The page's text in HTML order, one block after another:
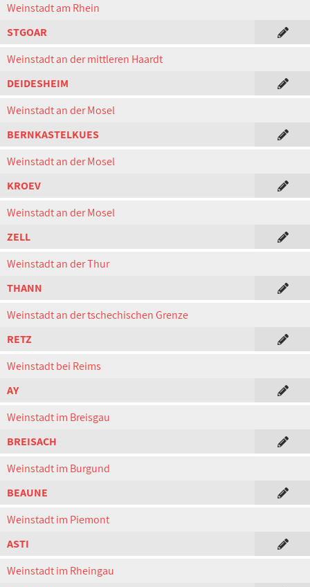
Weinstadt am Rhein
STGOAR
Weinstadt an der mittleren Haardt
DEIDESHEIM
Weinstadt an der Mosel
BERNKASTELKUES
Weinstadt an der Mosel
KROEV
Weinstadt an der Mosel
ZELL
Weinstadt an der Thur
THANN
Weinstadt an der tschechischen Grenze
RETZ
Weinstadt bei Reims
AY
Weinstadt im Breisgau
BREISACH
Weinstadt im Burgund
BEAUNE
Weinstadt im Piemont
ASTI
Weinstadt im Rheingau